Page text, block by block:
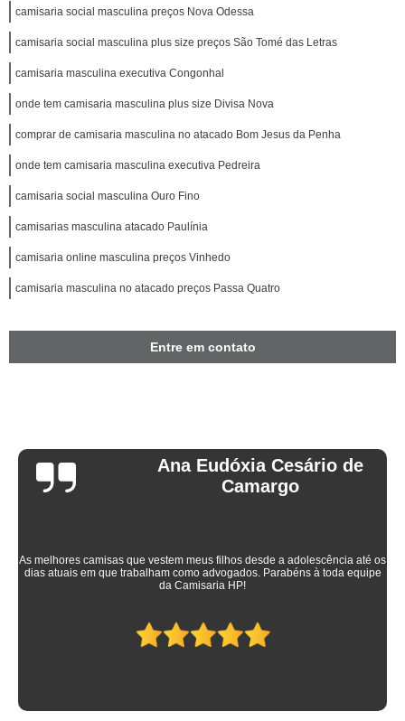
camisaria social masculina preços Nova Odessa
camisaria social masculina plus size preços São Tomé das Letras
camisaria masculina executiva Congonhal
onde tem camisaria masculina plus size Divisa Nova
comprar de camisaria masculina no atacado Bom Jesus da Penha
onde tem camisaria masculina executiva Pedreira
camisaria social masculina Ouro Fino
camisarias masculina atacado Paulínia
camisaria online masculina preços Vinhedo
camisaria masculina no atacado preços Passa Quatro
Entre em contato
Ana Eudóxia Cesário de
Camargo
As melhores camisas que vestem meus filhos desde a adolescência até os
dias atuais em que trabalham como advogados. Parabéns à toda equipe
da Camisaria HP!